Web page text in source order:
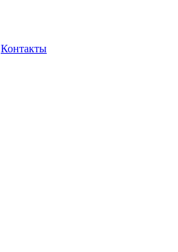
Контакты